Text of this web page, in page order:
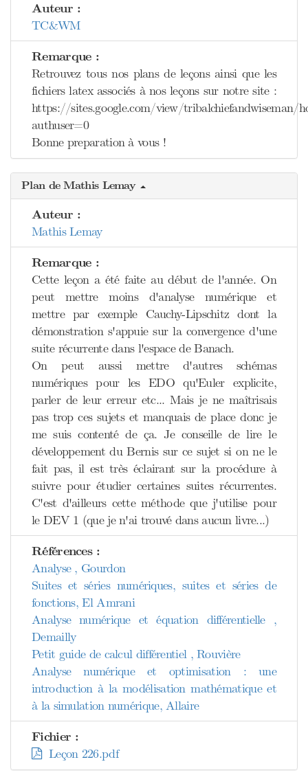
Auteur :
TC&WM
Remarque :
Retrouvez tous nos plans de leçons ainsi que les
fichiers latex associés à nos leçons sur notre site :
https://sites.google.com/view/tribalchiefandwiseman/
authuser=0
Bonne preparation à vous !
Plan de Mathis Lemay
Auteur :
Mathis Lemay
Remarque :
Cette leçon a été faite au début de l'année. On
peut mettre moins d'analyse numérique et
mettre par exemple Cauchy-Lipschitz dont la
démonstration s'appuie sur la convergence d'une
suite récurrente dans l'espace de Banach.
On peut aussi mettre d'autres schémas
numériques pour les EDO qu'Euler explicite,
parler de leur erreur etc... Mais je ne maîtrisais
pas trop ces sujets et manquais de place donc je
me suis contenté de ça. Je conseille de lire le
développement du Bernis sur ce sujet si on ne le
fait pas, il est très éclairant sur la procédure à
suivre pour étudier certaines suites récurrentes.
C'est d'ailleurs cette méthode que j'utilise pour
le DEV 1 (que je n'ai trouvé dans aucun livre...)
Références :
Analyse , Gourdon
Suites et séries numériques, suites et séries de
fonctions, El Amrani
Analyse numérique et équation différentielle ,
Demailly
Petit guide de calcul différentiel , Rouvière
Analyse numérique et optimisation : une
introduction à la modélisation mathématique et
à la simulation numérique, Allaire
Fichier :
Leçon 226.pdf